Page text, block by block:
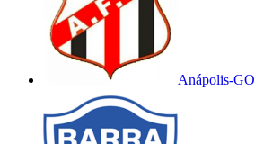
Anápolis-GO